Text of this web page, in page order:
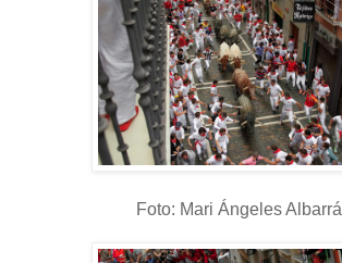
Foto: Mari Ángeles